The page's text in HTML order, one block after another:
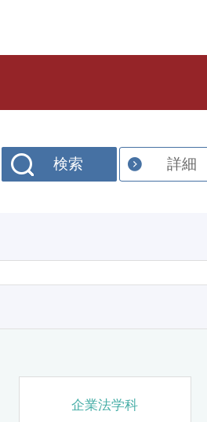
検索 詳細
企業法学科